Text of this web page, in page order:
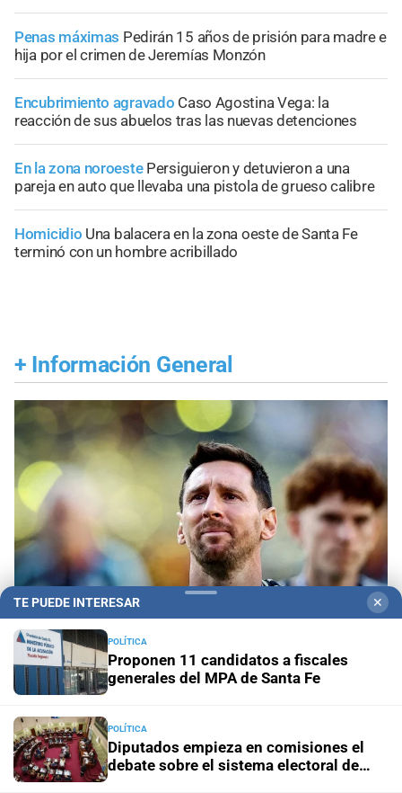
Penas máximas Pedirán 15 años de prisión para madre e
hija por el crimen de Jeremías Monzón
Encubrimiento agravado Caso Agostina Vega: la
reacción de sus abuelos tras las nuevas detenciones
En la zona noroeste Persiguieron y detuvieron a una
pareja en auto que llevaba una pistola de grueso calibre
Homicidio Una balacera en la zona oeste de Santa Fe
terminó con un hombre acribillado
+ Información General
Despedida en Rosario Lionel Messi llega a
Rosario para despedir a su padre, Jorge Messi
Este viernesFrente al costo de vivir en Rosario, la UNR
pone en marcha una planta pública de alimentos
TE PUEDE INTERESAR ✕
POLÍTICA
Proponen 11 candidatos a fiscales
generales del MPA de Santa Fe
POLÍTICA
Diputados empieza en comisiones el
debate sobre el sistema electoral de